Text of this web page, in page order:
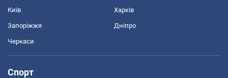
Київ Харків
Запоріжжя Дніпро
Черкаси
Спорт